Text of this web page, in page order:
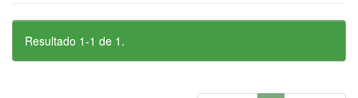
Resultado 1-1 de 1.